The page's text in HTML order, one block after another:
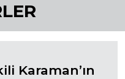
Karaman’ın